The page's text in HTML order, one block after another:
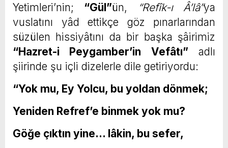
Yetimleri’nin; “Gül”ün, “Refîk-ı Â’lâ”ya
vuslatını yâd ettikçe göz pınarlarından
süzülen hissiyâtını da bir başka şâirimiz
“Hazret-i Peygamber’in Vefâtı” adlı
şiirinde şu içli dizelerle dile getiriyordu:
“Yok mu, Ey Yolcu, bu yoldan dönmek;
Yeniden Refref’e binmek yok mu?
Göğe çıktın yine… lâkin, bu sefer,